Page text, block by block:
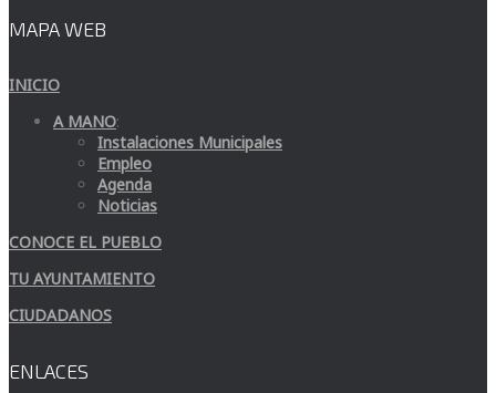
MAPA WEB
INICIO
A MANO:
Instalaciones Municipales
Empleo
Agenda
Noticias
CONOCE EL PUEBLO
TU AYUNTAMIENTO
CIUDADANOS
ENLACES